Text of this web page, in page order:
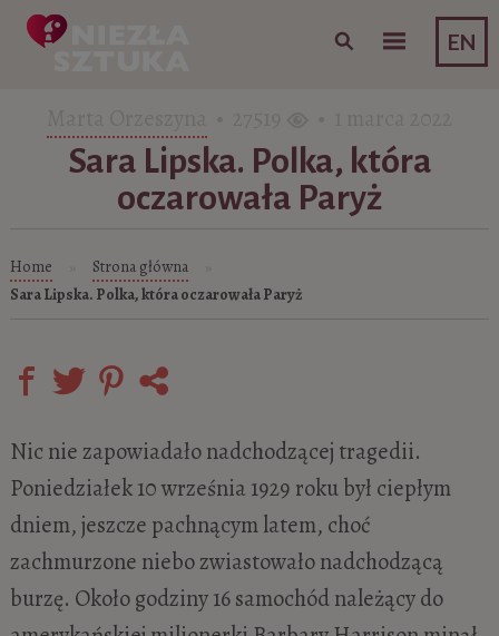
EN
Skip to content
Sara Lipska. Polka, która
oczarowała Paryż
Home Strona główna
Sara Lipska. Polka, która oczarowała Paryż
Nic nie zapowiadało nadchodzącej tragedii.
Poniedziałek 10 września 1929 roku był ciepłym
dniem, jeszcze pachnącym latem, choć
zachmurzone niebo zwiastowało nadchodzącą
burzę. Około godziny 16 samochód należący do